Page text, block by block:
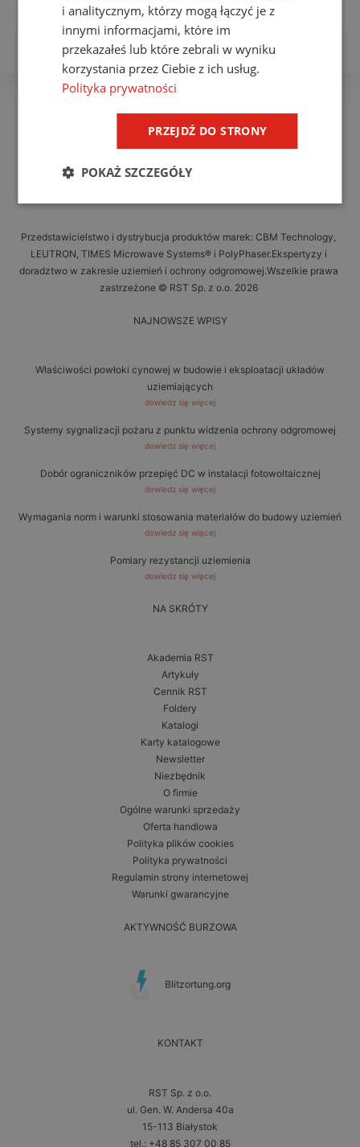
Przedstawicielstwo i dystrybucja produktów marek: CBM Technology,
LEUTRON, TIMES Microwave Systems® i PolyPhaser.Ekspertyzy i
doradztwo w zakresie uziemień i ochrony odgromowej.Wszelkie prawa
zastrzeżone © RST Sp. z o.o. 2026
NAJNOWSZE WPISY
Właściwości powłoki cynowej w budowie i eksploatacji układów
uziemiających
dowiedz się więcej
Systemy sygnalizacji pożaru z punktu widzenia ochrony odgromowej
dowiedz się więcej
Dobór ograniczników przepięć DC w instalacji fotowoltaicznej
dowiedz się więcej
Wymagania norm i warunki stosowania materiałów do budowy uziemień
dowiedz się więcej
Pomiary rezystancji uziemienia
dowiedz się więcej
NA SKRÓTY
Akademia RST
Artykuły
Cennik RST
Foldery
Katalogi
Karty katalogowe
Newsletter
Niezbędnik
O firmie
Ogólne warunki sprzedaży
Oferta handlowa
Polityka plików cookies
Polityka prywatności
Regulamin strony internetowej
Warunki gwarancyjne
AKTYWNOŚĆ BURZOWA
Blitzortung.org
KONTAKT
RST Sp. z o.o.
ul. Gen. W. Andersa 40a
15-113 Białystok
tel.: +48 85 307 00 85
i analitycznym, którzy mogą łączyć je z
innymi informacjami, które im
przekazałeś lub które zebrali w wyniku
korzystania przez Ciebie z ich usług.
Polityka prywatności
PRZEJDŹ DO STRONY
POKAŻ SZCZEGÓŁY